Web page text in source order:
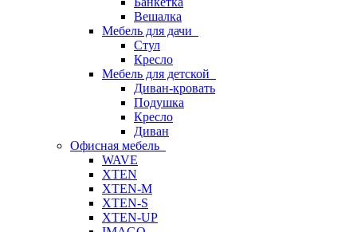
Вешалка
Мебель для дачи
Стул
Кресло
Мебель для детской
Диван-кровать
Подушка
Кресло
Диван
Офисная мебель
WAVE
XTEN
XTEN-M
XTEN-S
XTEN-UP